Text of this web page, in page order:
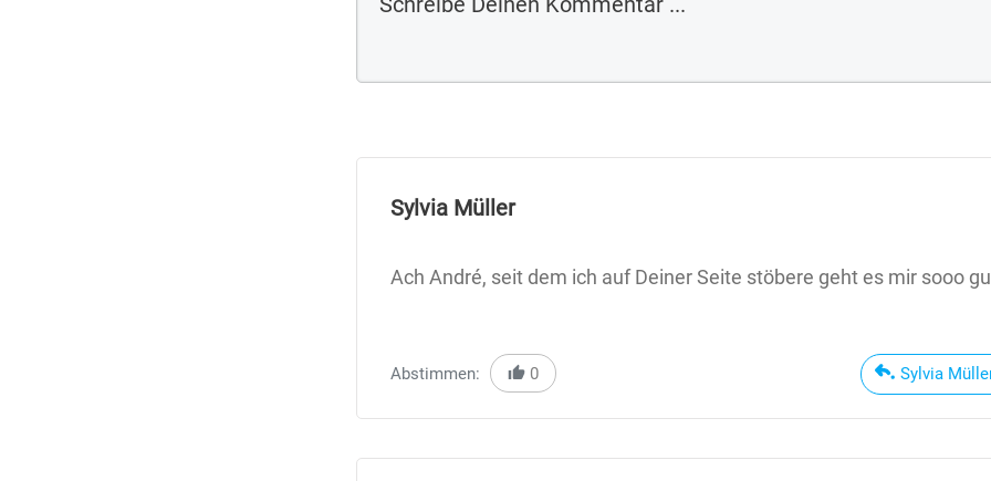
Sylvia Müller
Ach André, seit dem ich auf Deiner Seite stöbere geht es mir sooo
Abstimmen: 0 Sylvia